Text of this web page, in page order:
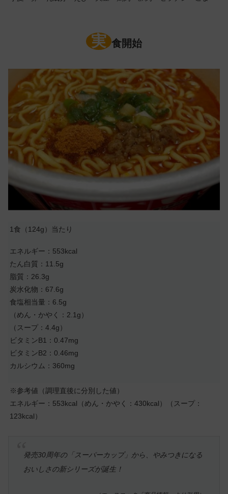
実 食開始
1食（124g）当たり
エネルギー：553kcal
たん白質：11.5g
脂質：26.3g
炭水化物：67.6g
食塩相当量：6.5g
（めん・かやく：2.1g）
（スープ：4.4g）
ビタミンB1：0.47mg
ビタミンB2：0.46mg
カルシウム：360mg
※参考値（調理直後に分別した値）
エネルギー：553kcal（めん・かやく：430kcal）（スープ：
123kcal）
発売30周年の「スーパーカップ」から、やみつきになる
おいしさの新シリーズが誕生！